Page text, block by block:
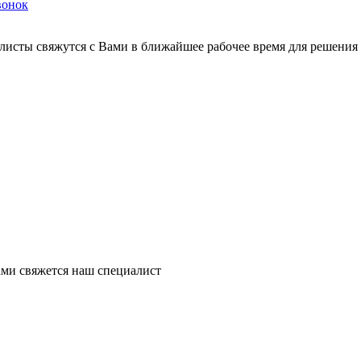
свяжутся с Вами в ближайшее рабочее время для
свяжется наш специалист